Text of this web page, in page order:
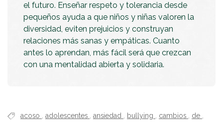
el futuro. Enseñar respeto y tolerancia desde
pequeños ayuda a que niños y niñas valoren la
diversidad, eviten prejuicios y construyan
relaciones más sanas y empáticas. Cuanto
antes lo aprendan, más fácil será que crezcan
con una mentalidad abierta y solidaria.
acoso adolescentes ansiedad bullying cambios de